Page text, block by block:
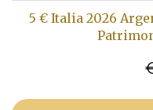
5 € Italia 2026